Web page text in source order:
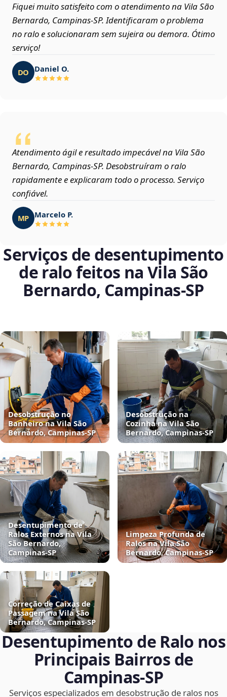
Fiquei muito satisfeito com o atendimento na Vila São
Bernardo, Campinas‑SP. Identificaram o problema
no ralo e solucionaram sem sujeira ou demora. Ótimo
serviço!
DO Daniel O.
Atendimento ágil e resultado impecável na Vila São
Bernardo, Campinas‑SP. Desobstruíram o ralo
rapidamente e explicaram todo o processo. Serviço
confiável.
MP Marcelo P.
Serviços de desentupimento
de ralo feitos na Vila São
Bernardo, Campinas‑SP
Desobstrução no
Banheiro na Vila São
Bernardo, Campinas‑SP
Desobstrução na
Cozinha na Vila São
Bernardo, Campinas‑SP
Desentupimento de
Ralos Externos na Vila
São Bernardo,
Campinas‑SP
Limpeza Profunda de
Ralos na Vila São
Bernardo, Campinas‑SP
Correção de Caixas de
Passagem na Vila São
Bernardo, Campinas‑SP
Desentupimento de Ralo nos
Principais Bairros de
Campinas‑SP
Serviços especializados em desobstrução de ralos nos